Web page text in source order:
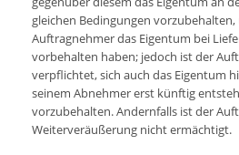
gleichen Bedingungen
Auftragnehmer das Eigentum bei
vorbehalten haben; jedoch ist der
verpflichtet, sich auch das Eigentum
seinem Abnehmer erst künftig
vorzubehalten. Andernfalls ist der
Weiterveräußerung nicht ermächtigt.